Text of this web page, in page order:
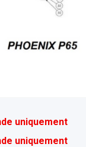
uniquement
uniquement